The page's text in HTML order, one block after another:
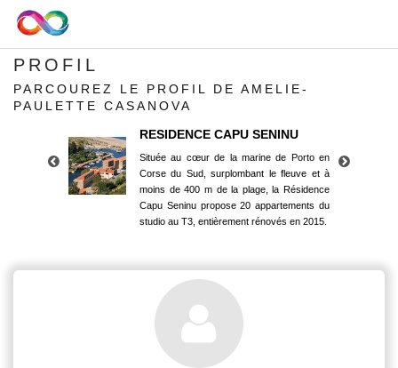
PROFIL
PARCOUREZ LE PROFIL DE AMELIE-
PAULETTE CASANOVA
RESIDENCE CAPU SENINU
Située au cœur de la marine de Porto en
Corse du Sud, surplombant le fleuve et à
moins de 400 m de la plage, la Résidence
Capu Seninu propose 20 appartements du
studio au T3, entièrement rénovés en 2015.
Corse du Sud, surplombant le fleuve et à
moins de 400 m de la plage, la Résidence
Capu Seninu propose 20 appartements du
studio au T3, entièrement rénovés en 2015.